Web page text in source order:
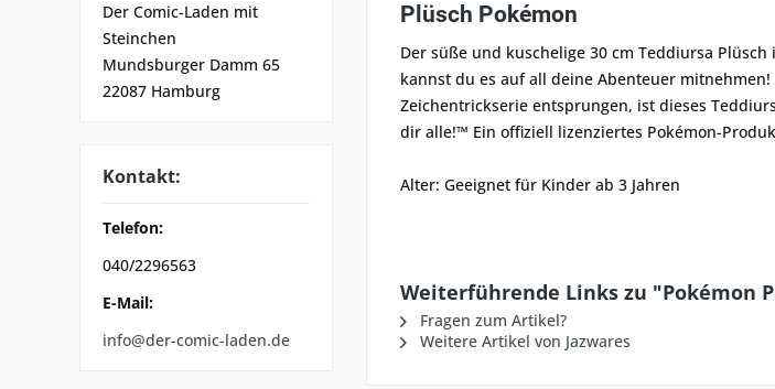
Der Comic-Laden mit
Steinchen
Mundsburger Damm 65
22087 Hamburg
Kontakt:
Telefon:
040/2296563
E-Mail:
info@der-comic-laden.de
Plüsch Pokémon
Der süße und kuschelige 30 cm Teddiursa
kannst du es auf all deine Abenteuer
Zeichentrickserie entsprungen, ist dieses
dir alle!™ Ein offiziell lizenziertes Pokémon-
Alter: Geeignet für Kinder ab 3 Jahren
Weiterführende Links zu "Pokémon
Fragen zum Artikel?
Weitere Artikel von Jazwares